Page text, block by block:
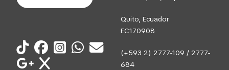
Quito, Ecuador
EC170908
(+593 2) 2777-109 / 2777-
684